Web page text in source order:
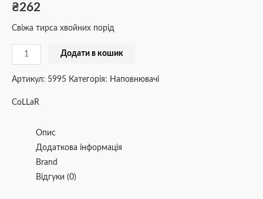
₴262
Свіжа тирса хвойних порід
Додати в кошик
Артикул: 5995 Категорія: Наповнювачі
CoLLaR
Опис
Додаткова інформація
Brand
Відгуки (0)